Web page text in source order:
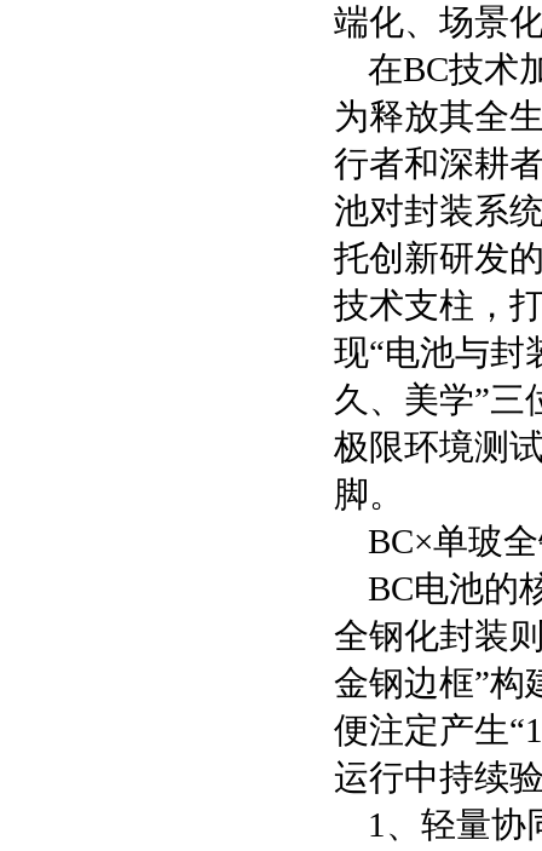
端化、场景
在BC技术
为释放其全
行者和深耕
池对封装系
托创新研发
技术支柱，
现“电池与封
久、美学”三
极限环境测
脚。
BC×单玻
BC电池的
全钢化封装
金钢边框”构
便注定产生
运行中持续
1、轻量协